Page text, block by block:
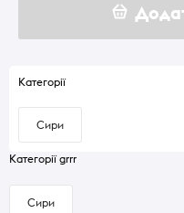
Категорії
Сири
Категорії grrr
Сири